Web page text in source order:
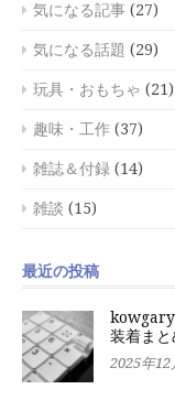
気になる記事 (27)
気になる話題 (29)
玩具・おもちゃ (21)
趣味・工作 (37)
雑誌＆付録 (14)
雑談 (15)
最近の投稿
装着まと
2025年12